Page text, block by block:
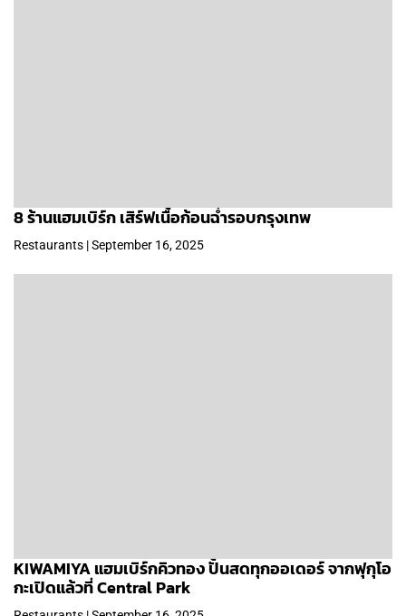
8 ร้านแฮมเบิร์ก เสิร์ฟเนื้อก้อนฉ่ำรอบกรุงเทพ
Restaurants | September 16, 2025
KIWAMIYA แฮมเบิร์กคิวทอง ปั้นสดทุกออเดอร์ จากฟุกุโอ
กะเปิดแล้วที่ Central Park